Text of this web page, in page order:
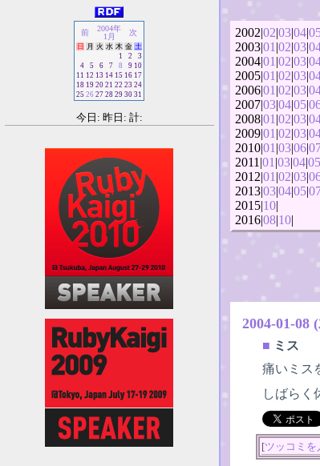
2002|02|03|04|
2003|01 |02|03|
2004|01 |02|03|
2005|01 |02|03|
2006|01 |02|03|
2007|03|04|05|
2008|01 |02|03|
2009|01 |02|03|
2010|01 |03|06|
2011|01 |03|04|05
2012|01 |02|03|
2013|03|04|05|
2015|10|
2016|08|10|
2004-01-08
■ ミス
痛いミス
しばらく
[ツッコミを
前
2004年
1月
次
日 月 火 水 木 金 土
1
2
3
4
5 6 7 8 9 10
11 12 13 14 15 16 17
18 19 20 21 22 23 24
25 26 27 28 29 30 31
今日: 昨日: 計: